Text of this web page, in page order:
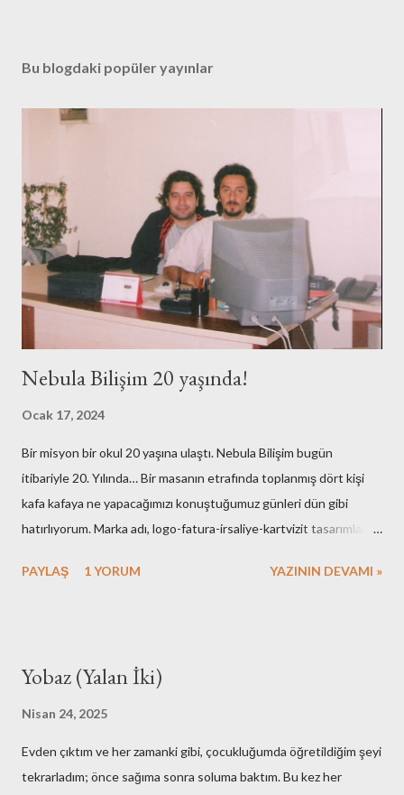
m
ö
r
Bu blogdaki popüler yayınlar
Nebula Bilişim 20 yaşında!
Ocak 17, 2024
Bir misyon bir okul 20 yaşına ulaştı. Nebula Bilişim bugün
itibariyle 20. Yılında… Bir masanın etrafında toplanmış dört kişi
kafa kafaya ne yapacağımızı konuştuğumuz günleri dün gibi
hatırlıyorum. Marka adı, logo-fatura-irsaliye-kartvizit tasarımları,
gerekli resmi hazırlıklar. Neredeyse tüm işlemleri kendimiz yaptık.
taşıyışım ve aylarca onları kullandığımız hala hatırımda. Mesela
adam etmek için az çaba sarf etmedik. Mutfak gereçlerimizi temiz
tutmak için yaptıklarımızı kime anlatsam inanmaz! Aşağıdaki
PAYLAŞ 1 YORUM YAZININ DEVAMI »
Yobaz (Yalan İki)
Nisan 24, 2025
Evden çıktım ve her zamanki gibi, çocukluğumda öğretildiğim şeyi
tekrarladım; önce sağıma sonra soluma baktım. Bu kez her